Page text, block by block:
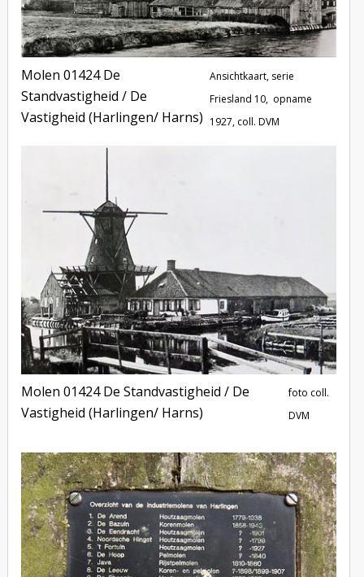
Molen 01424 De
Standvastigheid / De
Vastigheid (Harlingen/ Harns)
Ansichtkaart, serie
Friesland 10, opname
1927, coll. DVM
Molen 01424 De Standvastigheid / De
Vastigheid (Harlingen/ Harns)
foto coll.
DVM